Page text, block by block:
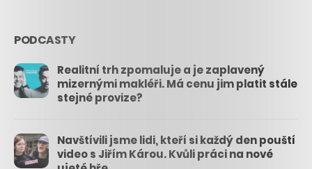
PODCASTY
Realitní trh zpomaluje a je zaplavený
mizernými makléři. Má cenu jim platit stále
stejné provize?
Navštívili jsme lidi, kteří si každý den pouští
video s Jiřím Károu. Kvůli práci na nové